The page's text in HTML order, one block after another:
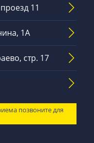
11
1А
стр. 17
позвоните для